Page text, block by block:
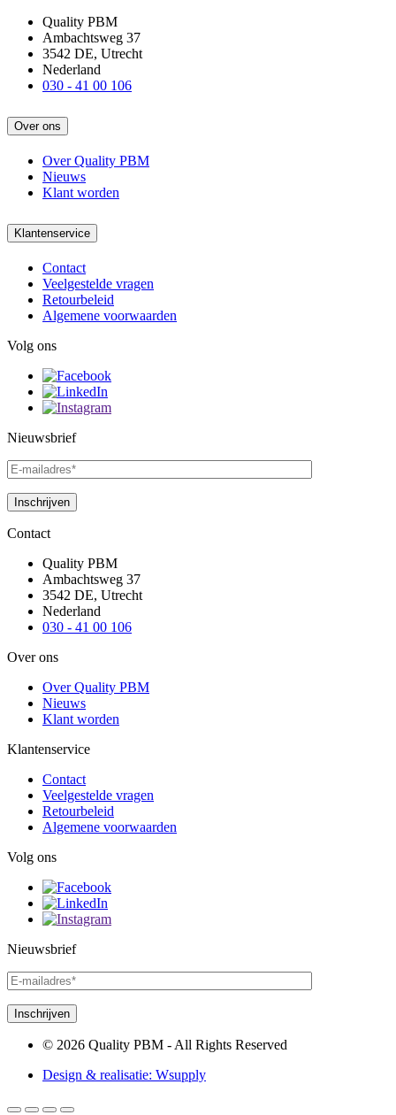
Quality PBM
Ambachtsweg 37
3542 DE, Utrecht
Nederland
030 - 41 00 106
Over ons
Over Quality PBM
Nieuws
Klant worden
Klantenservice
Contact
Veelgestelde vragen
Retourbeleid
Algemene voorwaarden
Volg ons
Nieuwsbrief
Contact
Quality PBM
Ambachtsweg 37
3542 DE, Utrecht
Nederland
030 - 41 00 106
Over ons
Over Quality PBM
Nieuws
Klant worden
Klantenservice
Contact
Veelgestelde vragen
Retourbeleid
Algemene voorwaarden
Volg ons
Nieuwsbrief
© 2026 Quality PBM - All Rights Reserved
Design & realisatie: Wsupply